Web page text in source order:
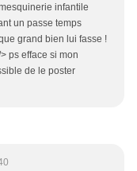
infantile
un passe temps
grand bien lui fasse !
ps efface si mon
de le poster